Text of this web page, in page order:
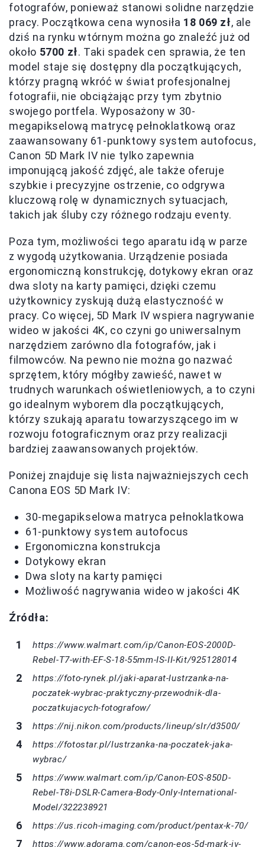
fotografów, ponieważ stanowi solidne narzędzie
pracy. Początkowa cena wynosiła 18 069 zł, ale
dziś na rynku wtórnym można go znaleźć już od
około 5700 zł. Taki spadek cen sprawia, że ten
model staje się dostępny dla początkujących,
którzy pragną wkróć w świat profesjonalnej
fotografii, nie obciążając przy tym zbytnio
swojego portfela. Wyposażony w 30-
megapikselową matrycę pełnoklatkową oraz
zaawansowany 61-punktowy system autofocus,
Canon 5D Mark IV nie tylko zapewnia
imponującą jakość zdjęć, ale także oferuje
szybkie i precyzyjne ostrzenie, co odgrywa
kluczową rolę w dynamicznych sytuacjach,
takich jak śluby czy różnego rodzaju eventy.
Poza tym, możliwości tego aparatu idą w parze
z wygodą użytkowania. Urządzenie posiada
ergonomiczną konstrukcję, dotykowy ekran oraz
dwa sloty na karty pamięci, dzięki czemu
użytkownicy zyskują dużą elastyczność w
pracy. Co więcej, 5D Mark IV wspiera nagrywanie
wideo w jakości 4K, co czyni go uniwersalnym
narzędziem zarówno dla fotografów, jak i
filmowców. Na pewno nie można go nazwać
sprzętem, który mógłby zawieść, nawet w
trudnych warunkach oświetleniowych, a to czyni
go idealnym wyborem dla początkujących,
którzy szukają aparatu towarzyszącego im w
rozwoju fotograficznym oraz przy realizacji
bardziej zaawansowanych projektów.
Poniżej znajduje się lista najważniejszych cech
Canona EOS 5D Mark IV:
30-megapikselowa matryca pełnoklatkowa
61-punktowy system autofocus
Ergonomiczna konstrukcja
Dotykowy ekran
Dwa sloty na karty pamięci
Możliwość nagrywania wideo w jakości 4K
Źródła:
https://www.walmart.com/ip/Canon-EOS-2000D-
Rebel-T7-with-EF-S-18-55mm-IS-II-Kit/925128014
https://foto-rynek.pl/jaki-aparat-lustrzanka-na-
poczatek-wybrac-praktyczny-przewodnik-dla-
poczatkujacych-fotografow/
https://nij.nikon.com/products/lineup/slr/d3500/
https://fotostar.pl/lustrzanka-na-poczatek-jaka-
wybrac/
https://www.walmart.com/ip/Canon-EOS-850D-
Rebel-T8i-DSLR-Camera-Body-Only-International-
Model/322238921
https://us.ricoh-imaging.com/product/pentax-k-70/
https://www.adorama.com/canon-eos-5d-mark-iv-